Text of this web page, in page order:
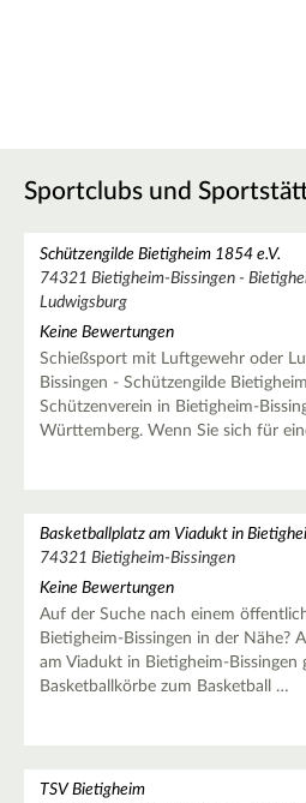
Sportclubs und
Schützengilde Bietigheim 1854 e.V.
74321 Bietigheim-Bissingen -
Ludwigsburg
Keine Bewertungen
Schießsport mit Luftgewehr oder
Bissingen - Schützengilde
Schützenverein in Bietigheim-
Württemberg. Wenn Sie sich für
Basketballplatz am Viadukt in
74321 Bietigheim-Bissingen
Keine Bewertungen
Auf der Suche nach einem
Bietigheim-Bissingen in der Nähe?
am Viadukt in Bietigheim-Bissingen
Basketballkörbe zum Basketball …
TSV Bietigheim